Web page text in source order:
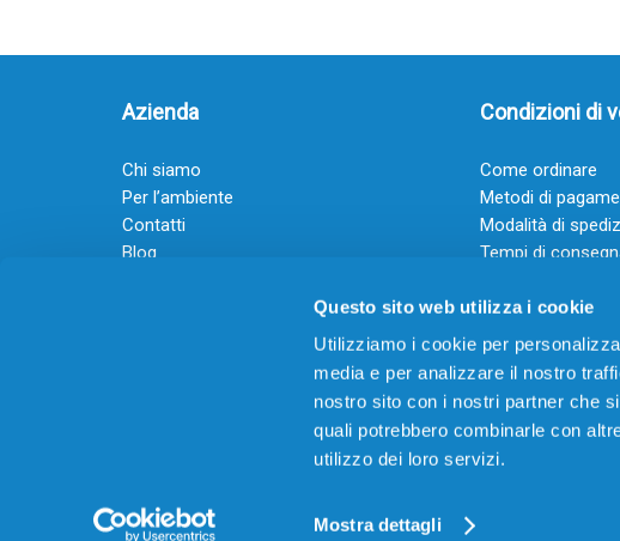
Questo sito web utilizza i cookie
Utilizziamo i cookie per
media e per analizzare il nostro
nostro sito con i nostri partner che
quali potrebbero combinarle con
utilizzo dei loro servizi.
Mostra dettagli
Azienda
Chi siamo
Per l’ambiente
Contatti
Blog
Guadagna con il Dropship
Condizioni di
Come ordinare
Metodi di
Modalità di
Tempi di
Powered by